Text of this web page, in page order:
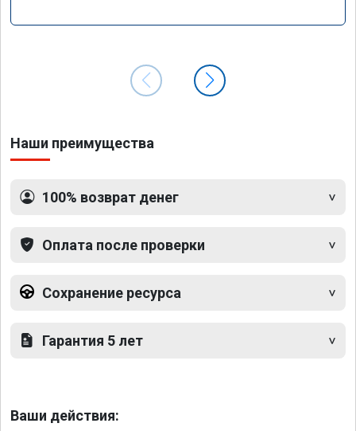
Наши преимущества
100% возврат денег
Оплата после проверки
Сохранение ресурса
Гарантия 5 лет
Ваши действия: